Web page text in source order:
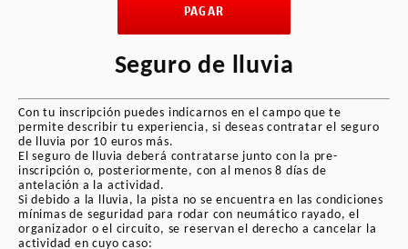
1. INTRODUCCIÓN
Riding Camp, que ofrece cursos de
moto (en adelante, el "Curso"). Dicho
curso está organizado porEscuela de
conducción MAC
Francisco de Borja, 2, 30205 Cartagena,
Murcia, provista de N.I.F. 22979146F,
cuyo titular es Dolores Martínez
Sánchez (en adelante, "MAC").
PAGAR
Seguro de lluvia
Con tu inscripción puedes indicarnos en el campo que te
permite describir tu experiencia, si deseas contratar el seguro
de lluvia por 10 euros más.
El seguro de lluvia deberá contratarse junto con la pre-
inscripción o, posteriormente, con al menos 8 días de
antelación a la actividad.
Si debido a la lluvia, la pista no se encuentra en las condiciones
mínimas de seguridad para rodar con neumático rayado, el
organizador o el circuito, se reservan el derecho a cancelar la
actividad en cuyo caso: